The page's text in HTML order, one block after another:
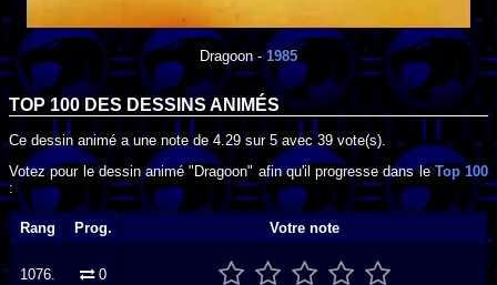
Dragoon-1985
TOP 100 DES DESSINS ANIMÉS
Ce dessin animé a une note de 4.29sur5avec39 vote(s).
Votez pour le dessin animé "Dragoon" afin qu'il progresse dans le Top 100
:
Rang Prog. Votre note
1076. 0